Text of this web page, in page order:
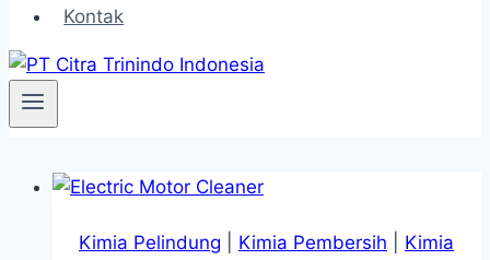
Kontak
Kimia Pelindung Kimia Pembersih
Kimia